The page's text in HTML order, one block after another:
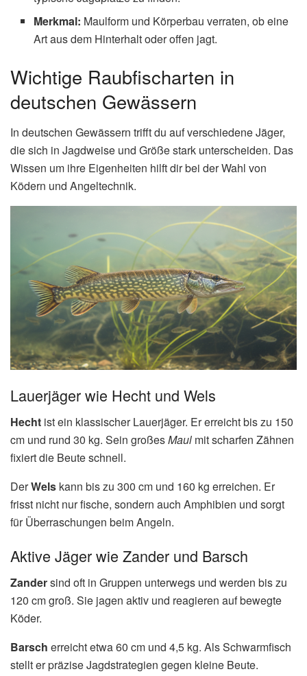
Merkmal: Maulform und Körperbau verraten, ob eine
Art aus dem Hinterhalt oder offen jagt.
Wichtige Raubfischarten in
deutschen Gewässern
In deutschen Gewässern trifft du auf verschiedene Jäger,
die sich in Jagdweise und Größe stark unterscheiden. Das
Wissen um ihre Eigenheiten hilft dir bei der Wahl von
Ködern und Angeltechnik.
Lauerjäger wie Hecht und Wels
Hecht ist ein klassischer Lauerjäger. Er erreicht bis zu 150
cm und rund 30 kg. Sein großesMaul mit scharfen Zähnen
fixiert die Beute schnell.
DerWels kann bis zu 300 cm und 160 kg erreichen. Er
frisst nicht nur fische, sondern auch Amphibien und sorgt
für Überraschungen beim Angeln.
Aktive Jäger wie Zander und Barsch
Zandersind oft in Gruppen unterwegs und werden bis zu
120 cm groß. Sie jagen aktiv und reagieren auf bewegte
Köder.
Barsch erreicht etwa 60 cm und 4,5 kg. Als Schwarmfisch
stellt er präzise Jagdstrategien gegen kleine Beute.